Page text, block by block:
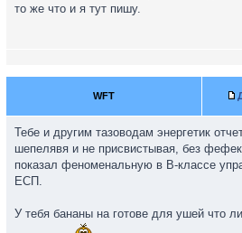
то же что и я тут пишу.
WFT
Тебе и другим тазоводам энергетик
шепелявя и не присвистывая, без
показал феноменальную в В-классе
ЕСП.
У тебя бананы на готове для ушей что